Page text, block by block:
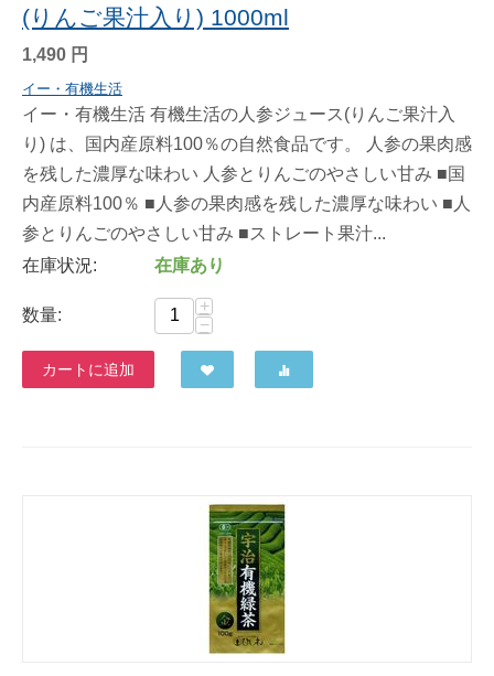
(りんご果汁入り) 1000ml
1,490 円
イー・有機生活
イー・有機生活 有機生活の人参ジュース(りんご果汁入
り) は、国内産原料100％の自然食品です。 人参の果肉感
を残した濃厚な味わい 人参とりんごのやさしい甘み ■国
内産原料100％ ■人参の果肉感を残した濃厚な味わい ■人
参とりんごのやさしい甘み ■ストレート果汁...
在庫状況:
在庫あり
数量:
+
−
カートに追加